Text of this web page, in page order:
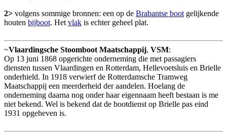
2> volgens sommige bronnen: een op de Brabantse boot gelijkende
houten bijboot. Het vlak is echter geheel plat.
~Vlaardingsche Stoomboot Maatschappij, VSM:
Op 13 juni 1868 opgerichte onderneming die met passagiers
diensten tussen Vlaardingen en Rotterdam, Hellevoetsluis en Brielle
onderhield. In 1918 verwierf de Rotterdamsche Tramweg
Maatschappij een meerderheid der aandelen. Hoelang de
onderneming daarna nog onder haar eigennaam heeft bestaan is me
niet bekend. Wel is bekend dat de bootdienst op Brielle pas eind
1931 opgeheven is.